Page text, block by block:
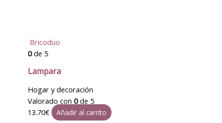
Bricoduo
0de 5
Lampara
Hogar y decoración
Valorado con 0de 5
13.70€ Añadir al carrito